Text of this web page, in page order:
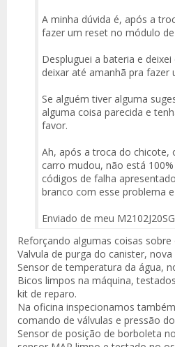
A minha dúvida é, após a
fazer um reset no módulo
Despluguei a bateria e
deixar até amanhã pra fazer
Se alguém tiver alguma
alguma coisa parecida e
favor.
Ah, após a troca do chicote,
carro mudou, não está
códigos de falha
branco com esse problema
Enviado de meu
Reforçando algumas coisas sobre
Valvula de purga do canister, nova
Sensor de temperatura da água,
Bicos limpos na máquina,
kit de reparo.
Na oficina inspecionamos
comando de válvulas e pressão
Sensor de posição de borboleta